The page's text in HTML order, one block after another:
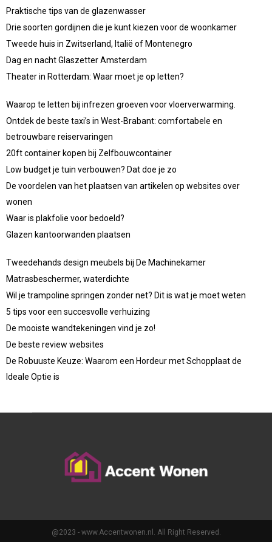
Praktische tips van de glazenwasser
Drie soorten gordijnen die je kunt kiezen voor de woonkamer
Tweede huis in Zwitserland, Italië of Montenegro
Dag en nacht Glaszetter Amsterdam
Theater in Rotterdam: Waar moet je op letten?
Waarop te letten bij infrezen groeven voor vloerverwarming.
Ontdek de beste taxi’s in West-Brabant: comfortabele en
betrouwbare reiservaringen
20ft container kopen bij Zelfbouwcontainer
Low budget je tuin verbouwen? Dat doe je zo
De voordelen van het plaatsen van artikelen op websites over
wonen
Waar is plakfolie voor bedoeld?
Glazen kantoorwanden plaatsen
Tweedehands design meubels bij De Machinekamer
Matrasbeschermer, waterdichte
Wil je trampoline springen zonder net? Dit is wat je moet weten
5 tips voor een succesvolle verhuizing
De mooiste wandtekeningen vind je zo!
De beste review websites
De Robuuste Keuze: Waarom een Hordeur met Schopplaat de
Ideale Optie is
@2023 - www.Accentwonen.nl. All Right Reserved.